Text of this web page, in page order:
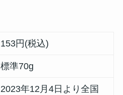
153円(税込)
標準70g
2023年12月4日より全国